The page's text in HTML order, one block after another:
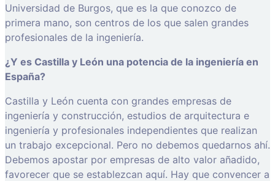
Universidad de Burgos, que es la que conozco de
primera mano, son centros de los que salen grandes
profesionales de la ingeniería.
¿Y es Castilla y León una potencia de la ingeniería en
España?
Castilla y León cuenta con grandes empresas de
ingeniería y construcción, estudios de arquitectura e
ingeniería y profesionales independientes que realizan
un trabajo excepcional. Pero no debemos quedarnos ahí.
Debemos apostar por empresas de alto valor añadido,
favorecer que se establezcan aquí. Hay que convencer a